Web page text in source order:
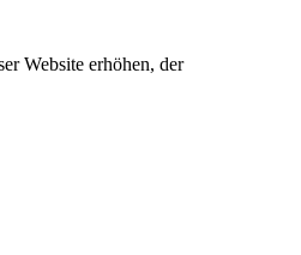
Website erhöhen, der